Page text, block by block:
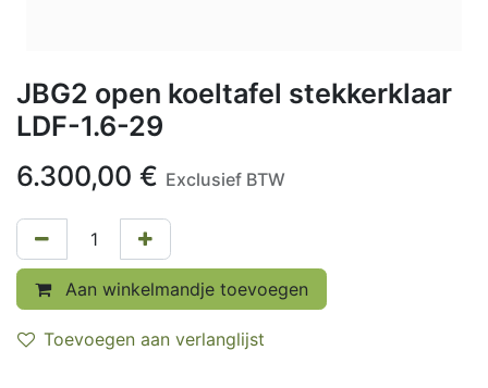
JBG2 open koeltafel stekkerklaar
LDF-1.6-29
6.300,00 € Exclusief BTW
Aan winkelmandje toevoegen
Toevoegen aan verlanglijst